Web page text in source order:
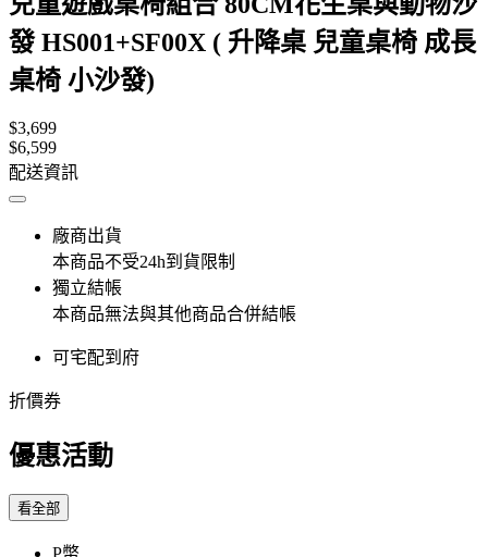
發 HS001+SF00X ( 升降桌 兒童桌椅 成長
桌椅 小沙發)
$3,699
$6,599
配送資訊
廠商出貨
本商品不受24h到貨限制
獨立結帳
本商品無法與其他商品合併結帳
可宅配到府
折價券
優惠活動
看全部
P幣